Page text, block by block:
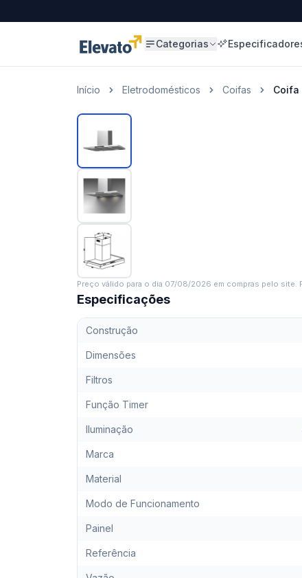
Categorias
Início Eletrodomésticos Coifas Coifa
Preço válido para o dia 07/08/2026 em compras pelo site.
Especificações
Construção
Dimensões
Filtros
Função Timer
Iluminação
Marca
Material
Modo de Funcionamento
Painel
Referência